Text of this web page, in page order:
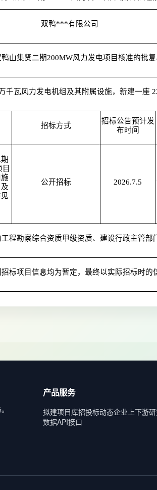
双鸭***有限公司
山集贤二期200MW风力发电项目核准的批
千瓦风力发电机组及其附属设施，新建一座
招标方式
招标公告预计发
布时间
公开招标 2026.7.5
程勘察综合资质甲级资质、建设行政主管部
标项目信息均为暂定，最终以实际招标时的
产品服务
拟建项目库招投标动态企业上下游
数据API接口